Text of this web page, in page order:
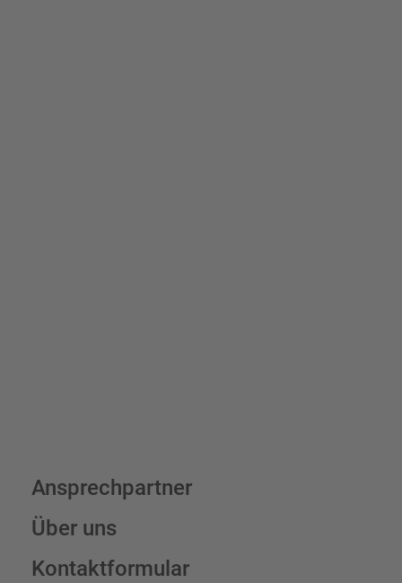
Ansprechpartner
Über uns
Kontaktformular